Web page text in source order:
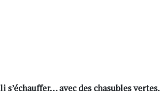
s’échauffer… avec des chasubles vertes.